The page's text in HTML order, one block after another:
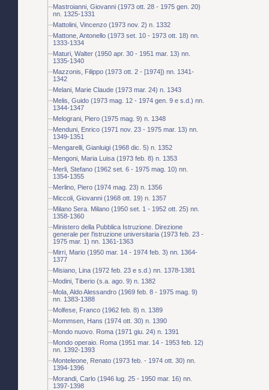
Mastroianni, Giovanni (1973 ott. 28 - 1975 gen. 20)
nn. 1325-1331
Mattolini, Vincenzo (1973 nov. 2) n. 1332
Mattone, Antonello (1973 set. 10 - 1973 ott. 18) nn.
1333-1334
Maturi, Walter (1950 apr. 30 - 1951 mar. 13) nn.
1335-1340
Mazzonis, Filippo (1973 ott. 2 - [1974]) nn. 1341-
1342
Melani, Marie Claude (1973 mar. 24) n. 1343
Melis, Guido (1973 mag. 12 - 1974 gen. 9 e s.d.) nn.
1344-1347
Melograni, Piero (1975 mag. 9) n. 1348
Menduni, Enrico (1971 nov. 23 - 1975 mar. 13) nn.
1349-1351
Mengarelli, Gianluigi (1968 dic. 5) n. 1352
Mengoni, Maria Luisa (1973 feb. 8) n. 1353
Merli, Stefano (1962 set. 6 - 1975 mag. 10) nn.
1354-1355
Merlino, Piero (1974 mag. 23) n. 1356
Miccoli, Giovanni (1968 ott. 19) n. 1357
Milano Sera. Milano (1950 set. 1 - 1952 ott. 25) nn.
1358-1360
Ministero della Pubblica Istruzione. Direzione
generale per l'istruzione universitaria (1973 feb. 23 -
1975 mar. 1) nn. 1361-1363
Mirri, Mario (1950 mar. 14 - 1974 feb. 3) nn. 1364-
1377
Misiano, Lina (1972 feb. 23 e s.d.) nn. 1378-1381
Modini, Tiberio (s.a. ago. 9) n. 1382
Mola, Aldo Alessandro (1969 feb. 8 - 1975 mag. 9)
nn. 1383-1388
Molfese, Franco (1962 feb. 8) n. 1389
Mommsen, Hans (1974 ott. 30) n. 1390
Mondo nuovo. Roma (1971 giu. 24) n. 1391
Mondo operaio. Roma (1951 mar. 14 - 1953 feb. 12)
nn. 1392-1393
Monteleone, Renato (1973 feb. - 1974 ott. 30) nn.
1394-1396
Morandi, Carlo (1946 lug. 25 - 1950 mar. 16) nn.
1397-1398